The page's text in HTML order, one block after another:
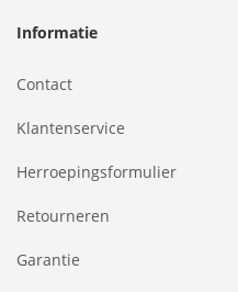
Informatie
Contact
Klantenservice
Herroepingsformulier
Retourneren
Garantie